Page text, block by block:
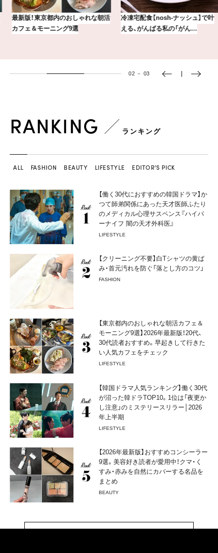
冷凍宅配食【nosh-ナッシュ】で叶
える、がんばる私の「がん…
おしゃれが即決まる！真夏の着こな
し7選【1週間コーデまとめ】
03 － 03
RANKING ランキング
ALL FASHION BEAUTY LIFESTYLE EDITOR'S PICK
【働く30代におすすめの韓国ドラマ】か
つて師弟関係にあった天才医師ふたり
のメディカル心理サスペンス『ハイパ
ーナイフ 闇の天才外科医』
LIFESTYLE
【クリーニング不要】白Tシャツの黄ば
み・首元汚れを防ぐ「落とし方のコツ」
FASHION
【東京都内のおしゃれな朝活カフェ＆
モーニング9選】2026年最新版！20代、
30代読者おすすめ。早起きして行きた
い人気カフェをチェック
LIFESTYLE
【韓国ドラマ人気ランキング】働く30代
が沼った韓ドラTOP10。1位は「夜更か
し注意」のミステリースリラー│2026
年上半期
LIFESTYLE
【2026年最新版】おすすめコンシーラー
9選。美容好き読者が愛用中！クマ・く
すみ・赤みを自然にカバーする名品を
まとめ
BEAUTY